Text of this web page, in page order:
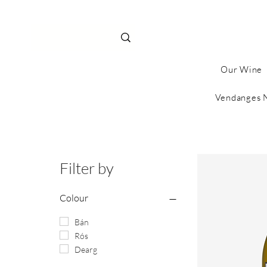
Our Wine
Vendanges
Filter by
Colour
Bán
Rós
Dearg